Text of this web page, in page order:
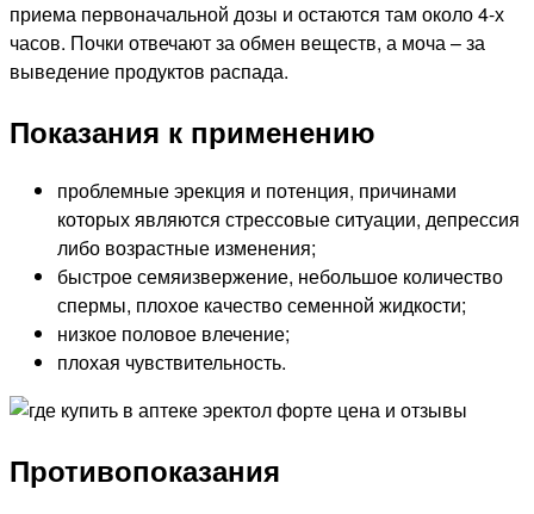
приема первоначальной дозы и остаются там около 4-х
часов. Почки отвечают за обмен веществ, а моча – за
выведение продуктов распада.
Показания к применению
проблемные эрекция и потенция, причинами
которых являются стрессовые ситуации, депрессия
либо возрастные изменения;
быстрое семяизвержение, небольшое количество
спермы, плохое качество семенной жидкости;
низкое половое влечение;
плохая чувствительность.
Противопоказания